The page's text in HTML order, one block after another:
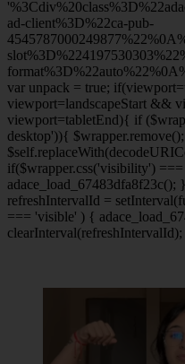
ad-client%3D%22ca-pub-
var unpack = true; if(viewport
viewport=landscapeStart &&
viewport=tabletEnd){ if
desktop')){
if($wrapper.css('visibility')
refreshIntervalId =
=== 'visible' ) {